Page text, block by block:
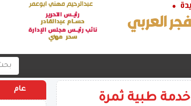
صحة كفر الشيخ: تقديم ١٦٢٦ خدمة طبية ثمرة
عام